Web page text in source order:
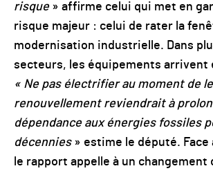
risque» affirme celui qui met en
risque majeur : celui de rater la
modernisation industrielle. Dans
secteurs, les équipements arrivent
« Ne pas électrifier au moment de
renouvellement reviendrait à
dépendance aux énergies fossiles
décennies» estime le député. Face
le rapport appelle à un changement